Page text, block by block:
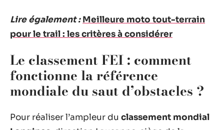
Lire également : Meilleure moto tout-terrain
pour le trail : les critères à considérer
Le classement FEI : comment
fonctionne la référence
mondiale du saut d’obstacles ?
Pour réaliser l’ampleur du classement mondial